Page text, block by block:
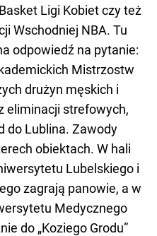
Ligi Kobiet czy też
Wschodniej NBA. Tu
odpowiedź na pytanie:
Mistrzostw
drużyn męskich i
eliminacji strefowych,
do Lublina. Zawody
obiektach. W hali
Lubelskiego i
zagrają panowie, a w
Medycznego
do „Koziego Grodu”